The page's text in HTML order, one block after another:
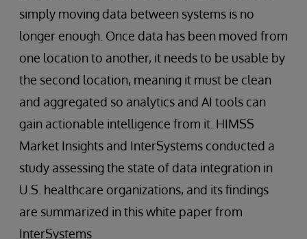
simply moving data between systems is no
longer enough. Once data has been moved from
one location to another, it needs to be usable by
the second location, meaning it must be clean
and aggregated so analytics and AI tools can
gain actionable intelligence from it. HIMSS
Market Insights and InterSystems conducted a
study assessing the state of data integration in
U.S. healthcare organizations, and its findings
are summarized in this white paper from
InterSystems